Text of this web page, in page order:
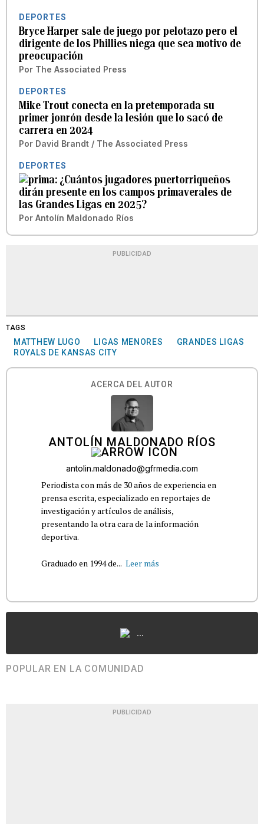
DEPORTES
Bryce Harper sale de juego por pelotazo pero el
dirigente de los Phillies niega que sea motivo de
preocupación
Por The Associated Press
DEPORTES
Mike Trout conecta en la pretemporada su
primer jonrón desde la lesión que lo sacó de
carrera en 2024
Por David Brandt / The Associated Press
DEPORTES
¿Cuántos jugadores puertorriqueños
dirán presente en los campos primaverales de
las Grandes Ligas en 2025?
Por Antolín Maldonado Ríos
PUBLICIDAD
TAGS
MATTHEW LUGO LIGAS MENORES
GRANDES LIGAS
ROYALS DE KANSAS CITY
ACERCA DEL AUTOR
ANTOLÍN MALDONADO RÍOS
antolin.maldonado@gfrmedia.com
Periodista con más de 30 años de experiencia en
prensa escrita, especializado en reportajes de
investigación y artículos de análisis,
presentando la otra cara de la información
deportiva.
Graduado en 1994 de... Leer más
...
POPULAR EN LA COMUNIDAD
PUBLICIDAD